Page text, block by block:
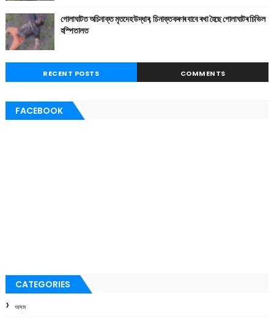
গোলাঘাটত অচিনাক্ত মৃতদেহ উদ্ধাৰ, চিনাক্তকৰণৰ বাবে ৰখা হৈছে গোলাঘাটৰ চিভিল
হস্পিতালত
RECENT POSTS COMMENTS
FACEBOOK
CATEGORIES
অসম